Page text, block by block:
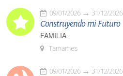
09/01/2026 31/12/2026
Construyendo mi Futuro
FAMILIA
Tamames
09/01/2026 31/12/2026